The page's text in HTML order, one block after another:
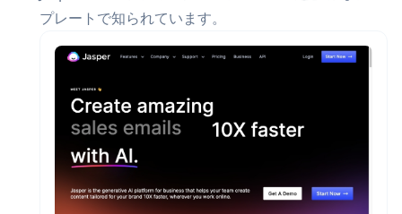
プレートで知られています。